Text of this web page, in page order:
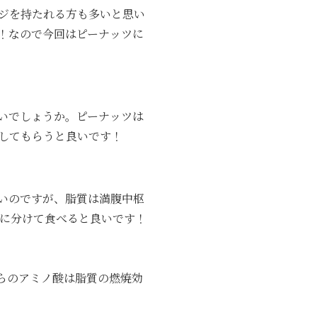
を持たれる方も多いと思い
なので今回はピーナッツに
でしょうか。ピーナッツは
もらうと良いです！
のですが、脂質は満腹中枢
分けて食べると良いです！
のアミノ酸は脂質の燃焼効